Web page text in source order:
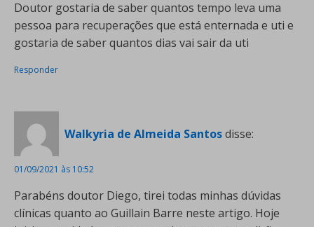
Doutor gostaria de saber quantos tempo leva uma
pessoa para recuperações que está enternada e uti e
gostaria de saber quantos dias vai sair da uti
Responder
Walkyria de Almeida Santosdisse:
01/09/2021 às 10:52
Parabéns doutor Diego, tirei todas minhas dúvidas
clínicas quanto ao Guillain Barre neste artigo. Hoje